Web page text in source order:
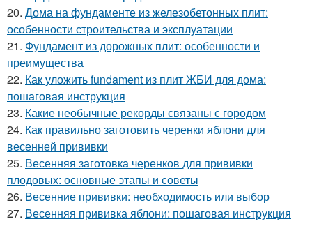
20. Дома на фундаменте из железобетонных плит:
особенности строительства и эксплуатации
21. Фундамент из дорожных плит: особенности и
преимущества
22. Как уложить fundament из плит ЖБИ для дома:
пошаговая инструкция
23. Какие необычные рекорды связаны с городом
24. Как правильно заготовить черенки яблони для
весенней прививки
25. Весенняя заготовка черенков для прививки
плодовых: основные этапы и советы
26. Весенние прививки: необходимость или выбор
27. Весенняя прививка яблони: пошаговая инструкция